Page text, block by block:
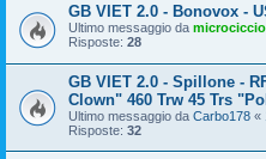
GB VIET 2.0 - Bonovox -
Ultimo messaggio da microciccio
Risposte: 28
GB VIET 2.0 - Spillone -
Clown" 460 Trw 45 Trs
Ultimo messaggio da Carbo178 «
Risposte: 32